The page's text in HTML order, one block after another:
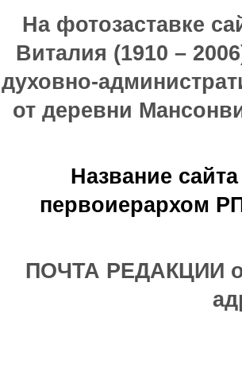
На фотозаставке
Виталия (1910 –
духовно-
от деревни
Название
первоиерархом
ПОЧТА РЕДАКЦИИ